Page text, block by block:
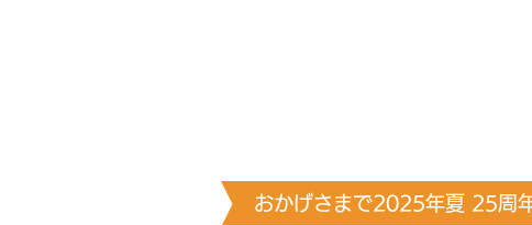
おかげさまで2025年夏 25周